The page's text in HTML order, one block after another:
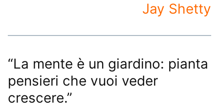
Jay Shetty
“La mente è un giardino: pianta
pensieri che vuoi veder
crescere.”